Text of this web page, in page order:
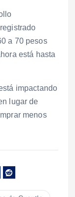
a 70 pesos
está hasta
impactando
lugar de
menos